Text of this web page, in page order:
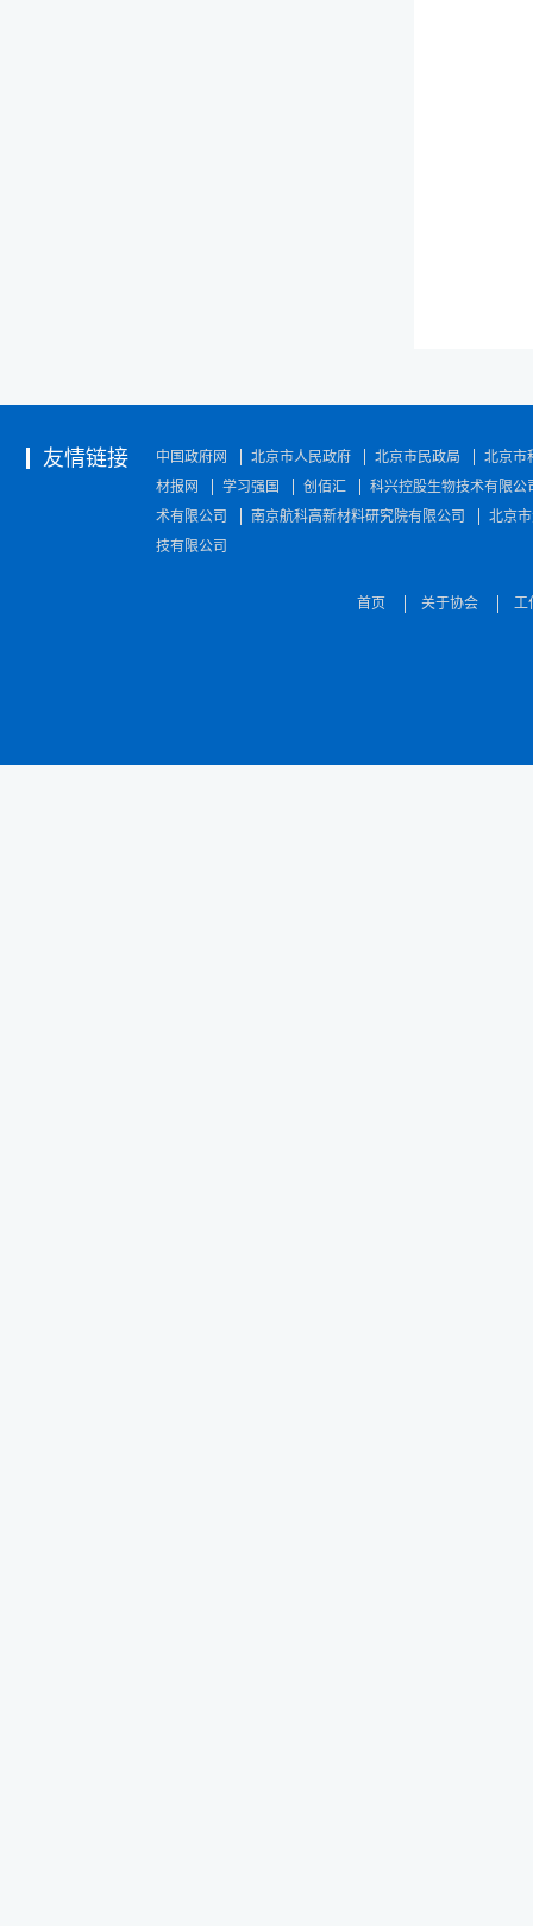
友情链接 中国政府网 北京市人民政府 北京市民政局
北京市
材报网
学习强国 创佰汇
科兴控股生物技术有限公
术有限公司
南京航科高新材料研究院有限公司
北京
技有限公司
首页 关于协会 工